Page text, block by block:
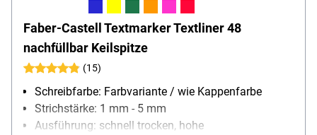
Faber-Castell Textmarker Textliner 48
nachfüllbar Keilspitze
(15)
Schreibfarbe: Farbvariante / wie Kappenfarbe
Strichstärke: 1 mm - 5 mm
Ausführung: schnell trocken, hohe